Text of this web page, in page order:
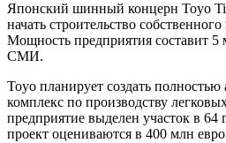
Японский шинный концерн Toyo
начать строительство
Мощность предприятия составит
СМИ.
Toyo планирует создать
комплекс по производству
предприятие выделен участок в 64
проект оцениваются в 400 млн